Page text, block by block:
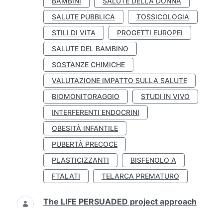
SALUTE PUBBLICA
TOSSICOLOGIA
STILI DI VITA
PROGETTI EUROPEI
SALUTE DEL BAMBINO
SOSTANZE CHIMICHE
VALUTAZIONE IMPATTO SULLA SALUTE
BIOMONITORAGGIO
STUDI IN VIVO
INTERFERENTI ENDOCRINI
OBESITÀ INFANTILE
PUBERTÀ PRECOCE
PLASTICIZZANTI
BISFENOLO A
FTALATI
TELARCA PREMATURO
The LIFE PERSUADED project approach